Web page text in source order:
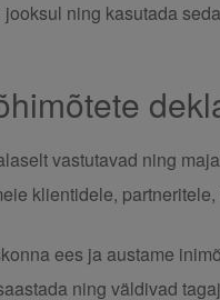
ning kasutada
vastutavad ning
klientidele,
ees ja austame
ning väldivad